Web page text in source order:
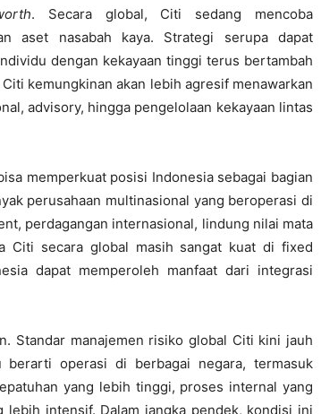
. Secara global, Citi sedang mencoba
aset nasabah kaya. Strategi serupa dapat
dengan kekayaan tinggi terus bertambah
Citi kemungkinan akan lebih agresif menawarkan
advisory, hingga pengelolaan kekayaan lintas
memperkuat posisi Indonesia sebagai bagian
perusahaan multinasional yang beroperasi di
perdagangan internasional, lindung nilai mata
Citi secara global masih sangat kuat di fixed
dapat memperoleh manfaat dari integrasi
Standar manajemen risiko global Citi kini jauh
operasi di berbagai negara, termasuk
yang lebih tinggi, proses internal yang
intensif. Dalam jangka pendek, kondisi ini